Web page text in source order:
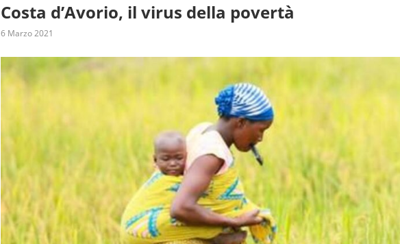
Costa d’Avorio, il virus della povertà
6 Marzo 2021